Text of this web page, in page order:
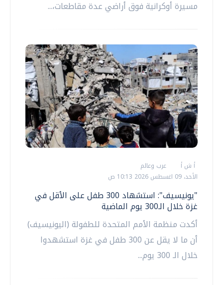
مسيرة أوكرانية فوق أراضي عدة مقاطعات،...
أ ش أ
عرب وعالم
الأحد، 09 اغسطس 2026 10:13 ص
"يونيسيف": استشهاد 300 طفل على الأقل في
غزة خلال الـ300 يوم الماضية
أكدت منظمة الأمم المتحدة للطفولة (اليونيسيف)
أن ما لا يقل عن 300 طفل في غزة استشهدوا
خلال الـ 300 يوم...